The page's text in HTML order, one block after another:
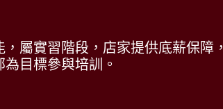
屬實習階段，店家提供底薪保障，
目標參與培訓。